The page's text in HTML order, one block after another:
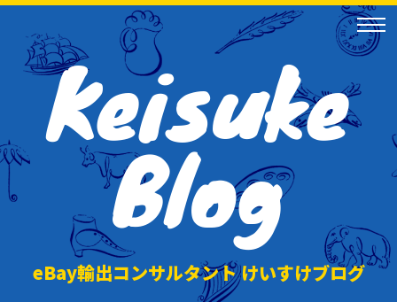
Keisuke
Blog
eBay輸出コンサルタント けいすけブログ